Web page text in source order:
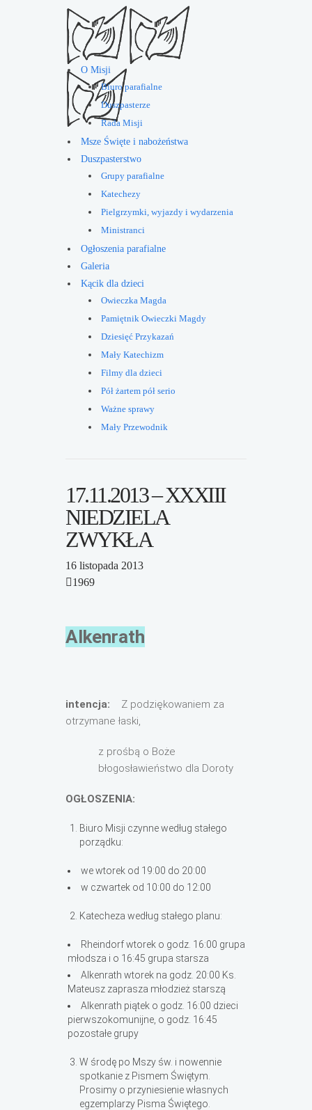
O Misji
Biuro parafialne
Duszpasterze
Rada Misji
Msze Święte i nabożeństwa
Duszpasterstwo
Grupy parafialne
Katechezy
Pielgrzymki, wyjazdy i wydarzenia
Ministranci
Ogłoszenia parafialne
Galeria
Kącik dla dzieci
Owieczka Magda
Pamiętnik Owieczki Magdy
Dziesięć Przykazań
Mały Katechizm
Filmy dla dzieci
Pół żartem pół serio
Ważne sprawy
Mały Przewodnik
17.11.2013 – XXXIII
NIEDZIELA
ZWYKŁA
16 listopada 2013
1969
Alkenrath
intencja: Z podziękowaniem za
otrzymane łaski,
z prośbą o Boże
błogosławieństwo dla Doroty
OGŁOSZENIA:
Biuro Misji czynne według stałego
porządku:
we wtorek od 19:00 do 20:00
w czwartek od 10:00 do 12:00
Katecheza według stałego planu:
Rheindorf wtorek o godz. 16:00 grupa
młodsza i o 16:45 grupa starsza
Alkenrath wtorek na godz. 20:00 Ks.
Mateusz zaprasza młodzież starszą
Alkenrath piątek o godz. 16:00 dzieci
pierwszokomunijne, o godz. 16:45
pozostałe grupy
W środę po Mszy św. i nowennie
spotkanie z Pismem Świętym.
Prosimy o przyniesienie własnych
egzemplarzy Pisma Świętego.